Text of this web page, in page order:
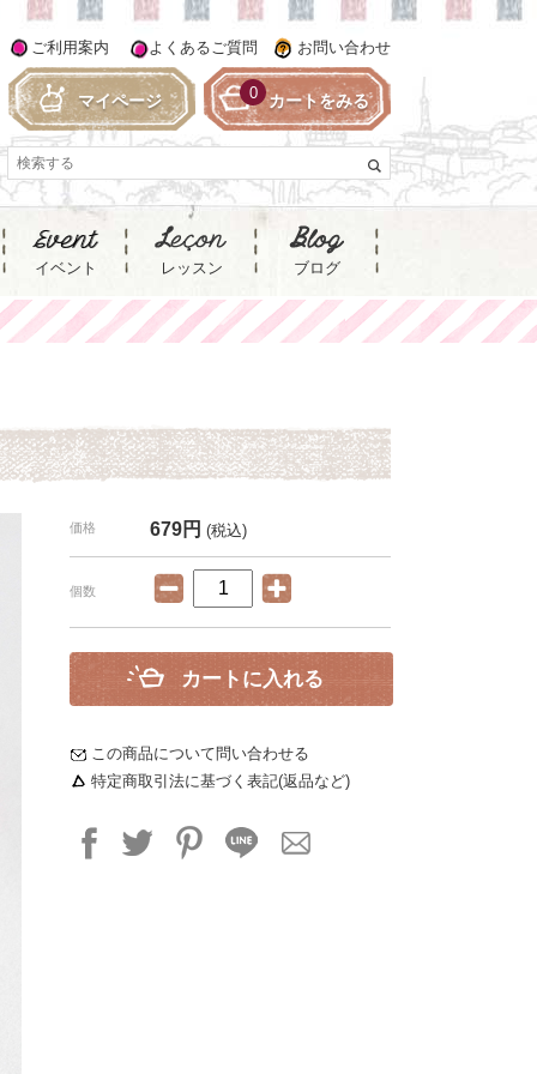
イベント レッスン ブログ
ご利用案内 よくあるご質問 お問い合わせ
マイページ カートをみる
0
価格 679円 (税込)
個数
カートに入れる
この商品について問い合わせる
特定商取引法に基づく表記(返品など)